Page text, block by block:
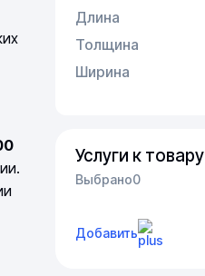
Длина
Толщина
Ширина
Услуги к товару
Выбрано0
Добавить